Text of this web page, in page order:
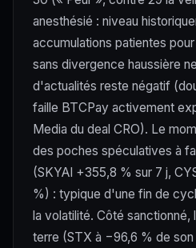
anesthésié : niveau
accumulations patientes
sans divergence haussière
d'actualités reste négatif
faille BTCPay activement
Media du deal CRO). Le
des poches spéculatives à
(SKYAI +355,8 % sur 7 j,
%) : typique d'une fin de
la volatilité. Côté sanctionné,
terre (STX à −96,6 % de